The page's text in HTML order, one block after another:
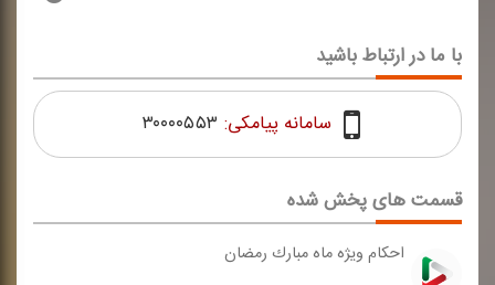
قسمت های پخش شده
احكام ویژه ماه مبارك رمضان
با ما در ارتباط باشید
سامانه پیامکی: ۳۰۰۰۰۵۵۳